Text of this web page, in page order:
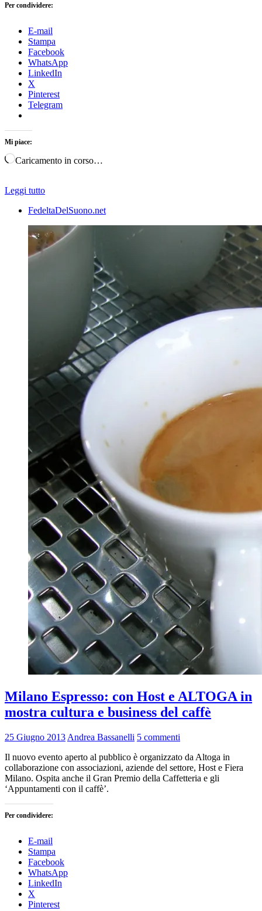
Per condividere:
E-mail
Stampa
Facebook
WhatsApp
LinkedIn
X
Pinterest
Telegram
Mi piace:
Caricamento in corso…
Leggi tutto
FedeltaDelSuono.net
Milano Espresso: con Host e ALTOGA in
mostra cultura e business del caffè
25 Giugno 2013 Andrea Bassanelli 5 commenti
Il nuovo evento aperto al pubblico è organizzato da Altoga in
collaborazione con associazioni, aziende del settore, Host e Fiera
Milano. Ospita anche il Gran Premio della Caffetteria e gli
‘Appuntamenti con il caffè’.
Per condividere:
E-mail
Stampa
Facebook
WhatsApp
LinkedIn
X
Pinterest